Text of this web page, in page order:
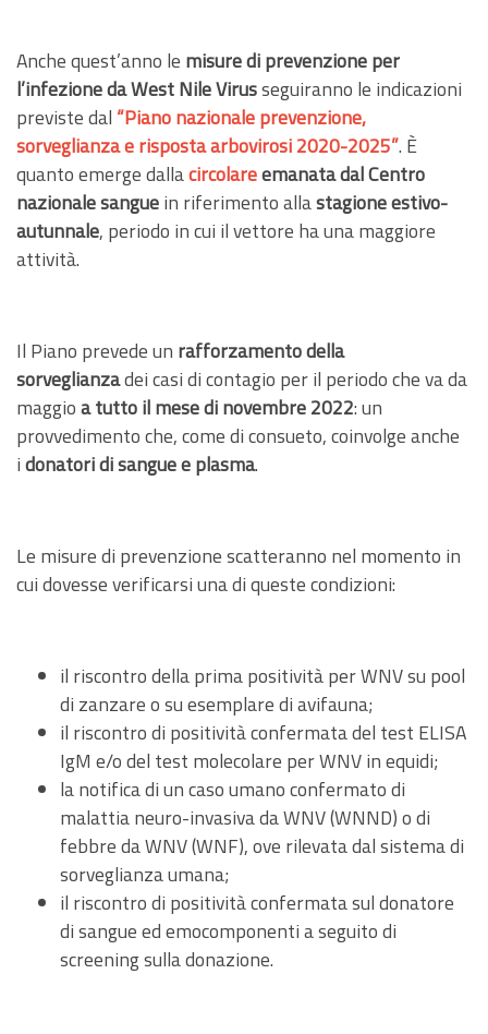
Anche quest’anno le misure di prevenzione per
l’infezione da West Nile Virusseguiranno le indicazioni
previste dal “Piano nazionale prevenzione,
sorveglianza e risposta arbovirosi 2020-2025”. È
quanto emerge dallacircolareemanata dal Centro
nazionale sanguein riferimento allastagione estivo-
autunnale, periodo in cui il vettore ha una maggiore
attività.
Il Piano prevede un rafforzamento della
sorveglianzadei casi di contagio per il periodo che va da
maggioa tutto il mese di novembre 2022: un
provvedimento che, come di consueto, coinvolge anche
idonatori di sangue e plasma.
Le misure di prevenzione scatteranno nel momento in
cui dovesse verificarsi una di queste condizioni:
il riscontro della prima positività per WNV su pool
di zanzare o su esemplare di avifauna;
il riscontro di positività confermata del test ELISA
IgM e/o del test molecolare per WNV in equidi;
la notifica di un caso umano confermato di
malattia neuro-invasiva da WNV (WNND) o di
febbre da WNV (WNF), ove rilevata dal sistema di
sorveglianza umana;
il riscontro di positività confermata sul donatore
di sangue ed emocomponenti a seguito di
screening sulla donazione.